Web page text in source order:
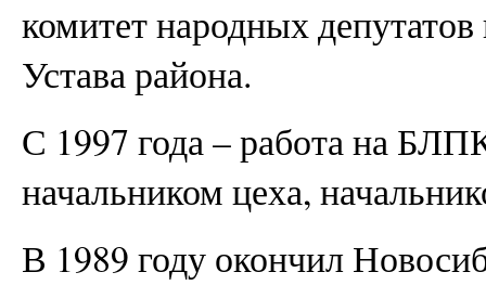
комитет народных
Устава района.
С 1997 года – работа на
начальником цеха,
В 1989 году окончил